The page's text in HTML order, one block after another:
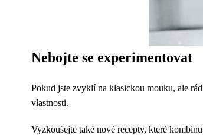
Nebojte se experimentovat
Pokud jste zvyklí na klasickou mouku, ale
vlastnosti.
Vyzkoušejte také nové recepty, které